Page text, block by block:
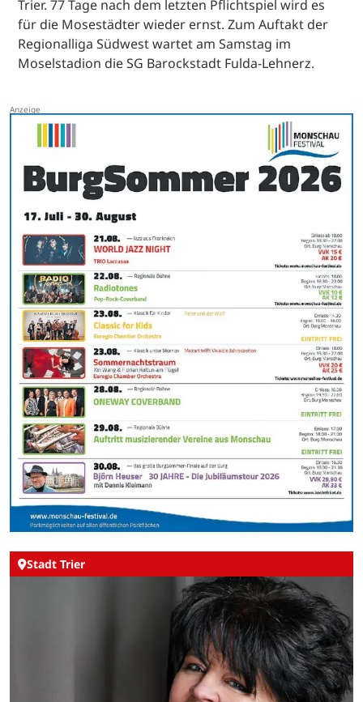
Trier. 77 Tage nach dem letzten Pflichtspiel wird es
für die Mosestädter wieder ernst. Zum Auftakt der
Regionalliga Südwest wartet am Samstag im
Moselstadion die SG Barockstadt Fulda-Lehnerz.
Stadt Trier